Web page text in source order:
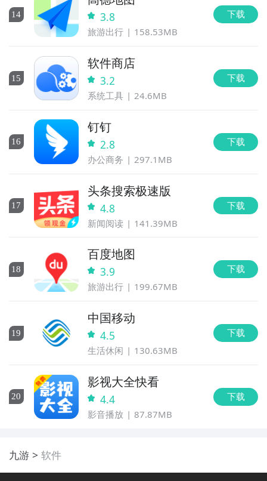
14 3.8
旅游出行 158.53MB
下载
15
软件商店
3.2
系统工具 24.6MB
下载
16
钉钉
2.8
办公商务 297.1MB
下载
17
头条搜索极速版
4.8
新闻阅读 141.39MB
下载
18
百度地图
3.9
旅游出行 199.67MB
下载
19
中国移动
4.5
生活休闲 130.63MB
下载
20
影视大全快看
4.4
影音播放 87.87MB
下载
九游 软件